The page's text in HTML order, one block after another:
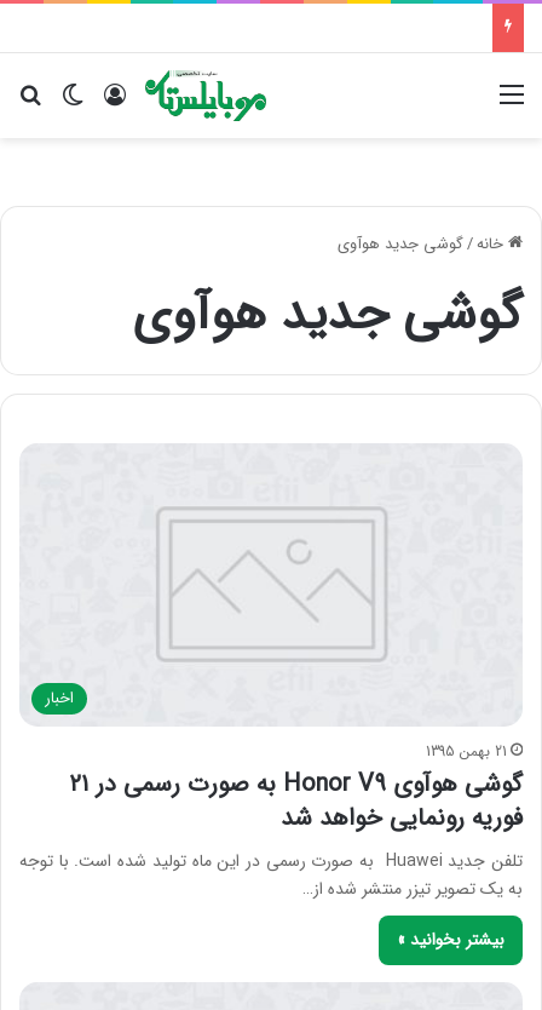
تغییر ورود
خانه/گوشی جدید هوآوی
گوشی جدید هوآوی
اخبار
21 بهمن 1395
گوشی هوآوی Honor V9 به صورت رسمی در ۲۱
فوریه رونمایی خواهد شد
تلفن جدید Huawei به صورت رسمی در این ماه تولید شده است. با توجه
به یک تصویر تیزر منتشر شده از…
بیشتر بخوانید »